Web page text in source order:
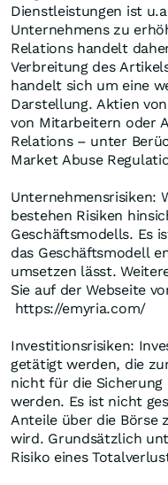
Dienstleistungen ist
Unternehmens zu
Relations handelt
Verbreitung des
handelt sich um eine
Darstellung. Aktien
von Mitarbeitern oder
Relations – unter
Market Abuse
Unternehmensrisiken:
bestehen Risiken
Geschäftsmodells. Es
das Geschäftsmodell
umsetzen lässt.
Sie auf der Webseite
https://emyria.com/
Investitionsrisiken:
getätigt werden, die
nicht für die
werden. Es ist nicht
Anteile über die Börse
wird. Grundsätzlich
Risiko eines